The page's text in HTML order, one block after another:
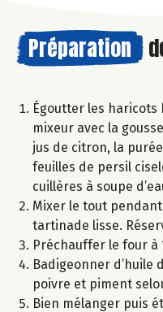
Préparation
Égoutter les haricots
mixeur avec la
jus de citron, la
feuilles de persil
cuillères à soupe
Mixer le tout
tartinade lisse.
Préchauffer le four à
Badigeonner d’huile
poivre et piment
Bien mélanger puis